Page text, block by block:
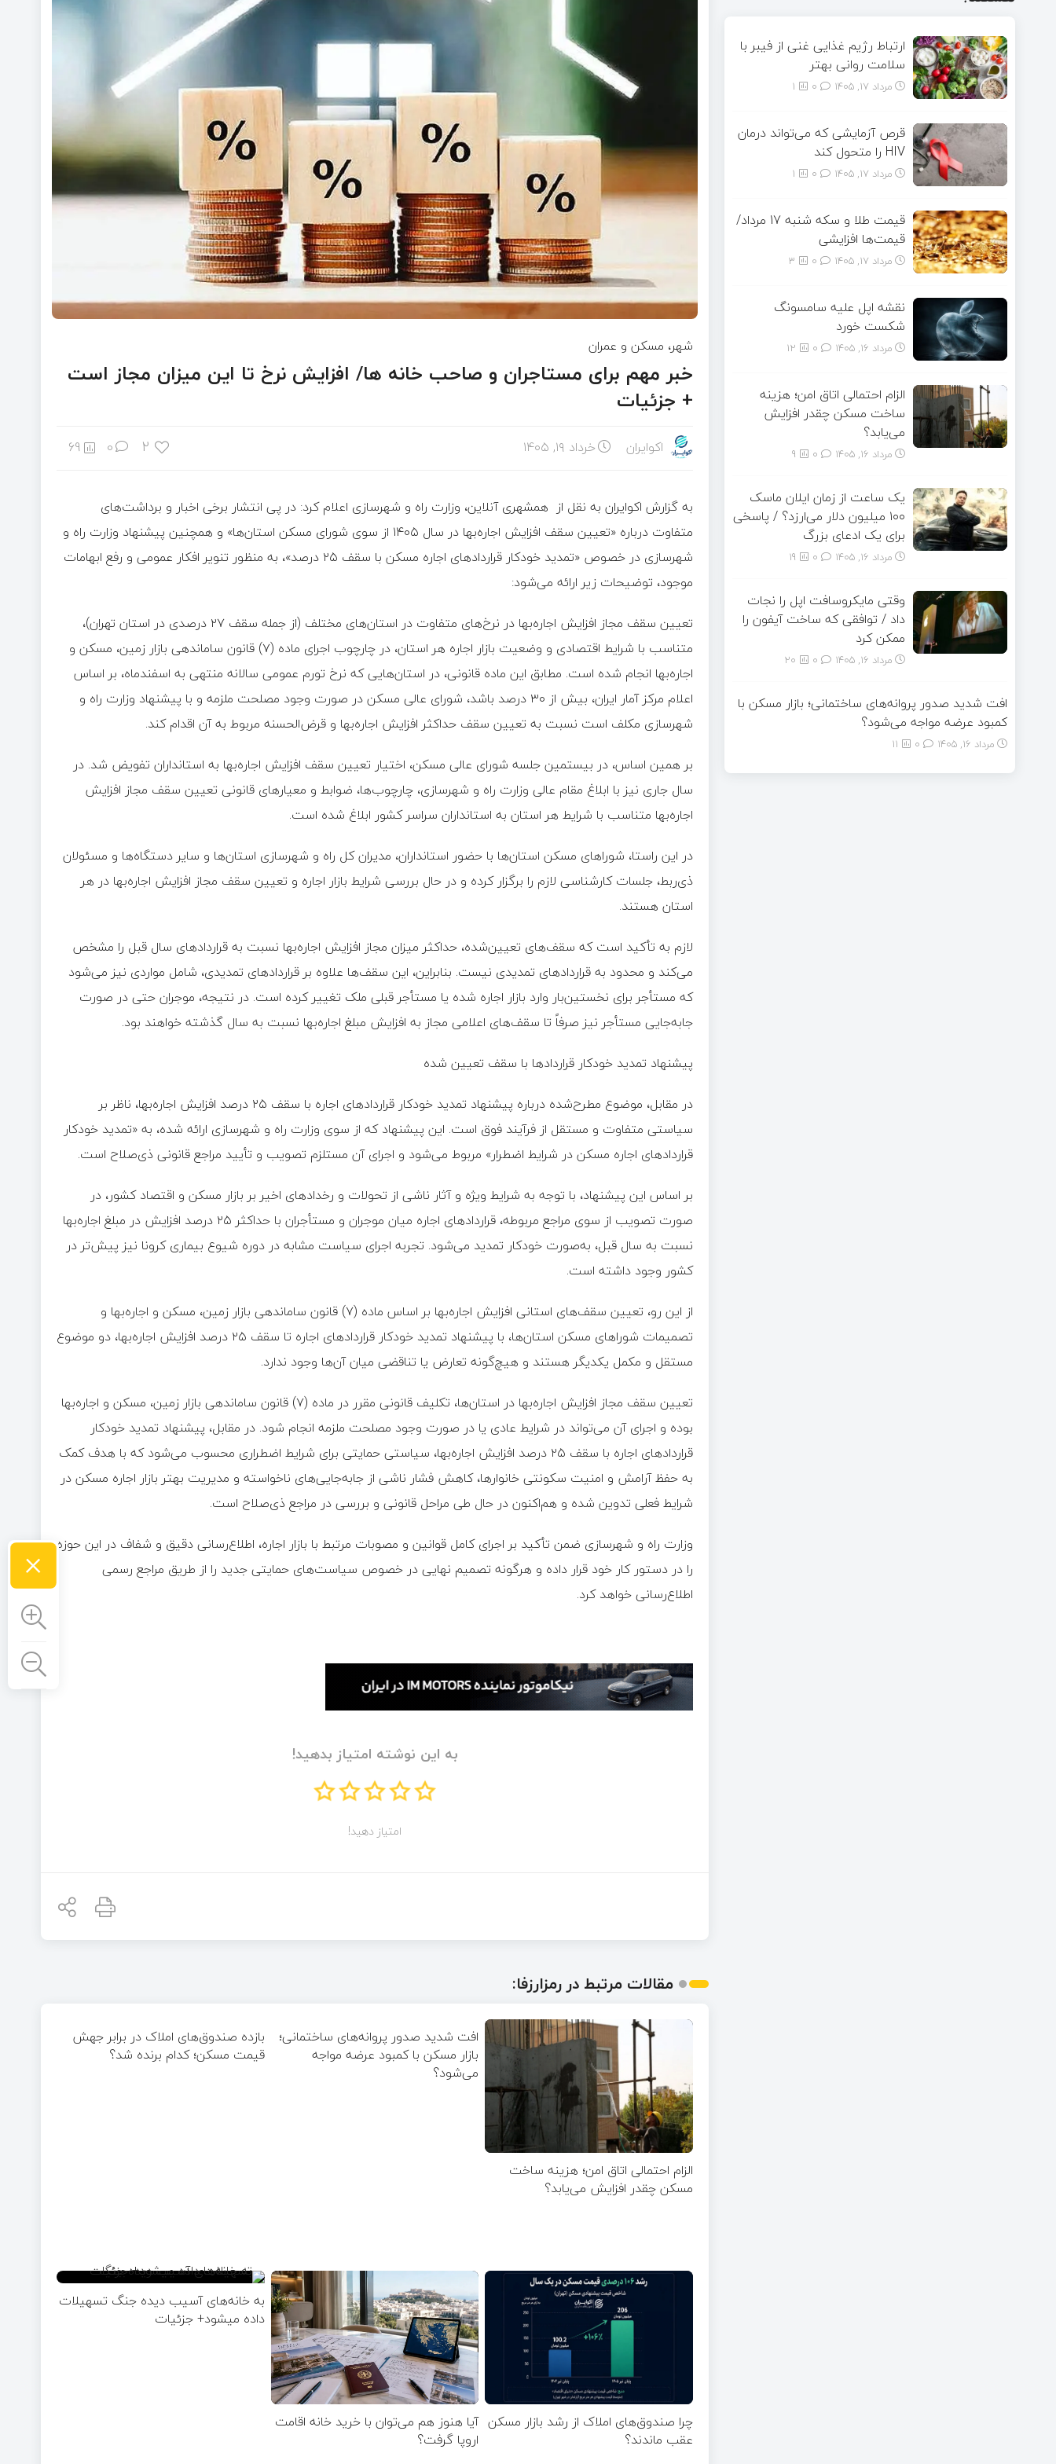
شهر، مسکن و عمران
خبر مهم برای مستاجران و صاحب خانه ها/ افزایش نرخ تا این میزان مجاز است
+ جزئیات
اکوایران خرداد ۱۹, ۱۴۰۵ 2
0
69
به گزارش اکوایران به نقل از همشهری آنلاین، وزارت راه و شهرسازی اعلام کرد: در پی انتشار برخی اخبار و برداشت‌های
متفاوت درباره «تعیین سقف افزایش اجاره‌بها در سال ۱۴۰۵ از سوی شورای مسکن استان‌ها» و همچنین پیشنهاد وزارت راه و
شهرسازی در خصوص «تمدید خودکار قراردادهای اجاره مسکن با سقف ۲۵ درصد»، به منظور تنویر افکار عمومی و رفع ابهامات
موجود، توضیحات زیر ارائه می‌شود:
تعیین سقف مجاز افزایش اجاره‌بها در نرخ‌های متفاوت در استان‌های مختلف (از جمله سقف ۲۷ درصدی در استان تهران)،
متناسب با شرایط اقتصادی و وضعیت بازار اجاره هر استان، در چارچوب اجرای ماده (۷) قانون ساماندهی بازار زمین، مسکن و
اجاره‌بها انجام شده است. مطابق این ماده قانونی، در استان‌هایی که نرخ تورم عمومی سالانه منتهی به اسفندماه، بر اساس
اعلام مرکز آمار ایران، بیش از ۳۰ درصد باشد، شورای عالی مسکن در صورت وجود مصلحت ملزمه و با پیشنهاد وزارت راه و
شهرسازی مکلف است نسبت به تعیین سقف حداکثر افزایش اجاره‌بها و قرض‌الحسنه مربوط به آن اقدام کند.
بر همین اساس، در بیستمین جلسه شورای عالی مسکن، اختیار تعیین سقف افزایش اجاره‌بها به استانداران تفویض شد. در
سال جاری نیز با ابلاغ مقام عالی وزارت راه و شهرسازی، چارچوب‌ها، ضوابط و معیارهای قانونی تعیین سقف مجاز افزایش
اجاره‌بها متناسب با شرایط هر استان به استانداران سراسر کشور ابلاغ شده است.
در این راستا، شوراهای مسکن استان‌ها با حضور استانداران، مدیران کل راه و شهرسازی استان‌ها و سایر دستگاه‌ها و مسئولان
ذی‌ربط، جلسات کارشناسی لازم را برگزار کرده و در حال بررسی شرایط بازار اجاره و تعیین سقف مجاز افزایش اجاره‌بها در هر
استان هستند.
لازم به تأکید است که سقف‌های تعیین‌شده، حداکثر میزان مجاز افزایش اجاره‌بها نسبت به قراردادهای سال قبل را مشخص
می‌کند و محدود به قراردادهای تمدیدی نیست. بنابراین، این سقف‌ها علاوه بر قراردادهای تمدیدی، شامل مواردی نیز می‌شود
که مستأجر برای نخستین‌بار وارد بازار اجاره شده یا مستأجر قبلی ملک تغییر کرده است. در نتیجه، موجران حتی در صورت
جابه‌جایی مستأجر نیز صرفاً تا سقف‌های اعلامی مجاز به افزایش مبلغ اجاره‌بها نسبت به سال گذشته خواهند بود.
پیشنهاد تمدید خودکار قراردادها با سقف تعیین شده
در مقابل، موضوع مطرح‌شده درباره پیشنهاد تمدید خودکار قراردادهای اجاره با سقف ۲۵ درصد افزایش اجاره‌بها، ناظر بر
سیاستی متفاوت و مستقل از فرآیند فوق است. این پیشنهاد که از سوی وزارت راه و شهرسازی ارائه شده، به «تمدید خودکار
قراردادهای اجاره مسکن در شرایط اضطرار» مربوط می‌شود و اجرای آن مستلزم تصویب و تأیید مراجع قانونی ذی‌صلاح است.
بر اساس این پیشنهاد، با توجه به شرایط ویژه و آثار ناشی از تحولات و رخدادهای اخیر بر بازار مسکن و اقتصاد کشور، در
صورت تصویب از سوی مراجع مربوطه، قراردادهای اجاره میان موجران و مستأجران با حداکثر ۲۵ درصد افزایش در مبلغ اجاره‌بها
نسبت به سال قبل، به‌صورت خودکار تمدید می‌شود. تجربه اجرای سیاست مشابه در دوره شیوع بیماری کرونا نیز پیش‌تر در
کشور وجود داشته است.
از این رو، تعیین سقف‌های استانی افزایش اجاره‌بها بر اساس ماده (۷) قانون ساماندهی بازار زمین، مسکن و اجاره‌بها و
تصمیمات شوراهای مسکن استان‌ها، با پیشنهاد تمدید خودکار قراردادهای اجاره تا سقف ۲۵ درصد افزایش اجاره‌بها، دو موضوع
مستقل و مکمل یکدیگر هستند و هیچ‌گونه تعارض یا تناقضی میان آن‌ها وجود ندارد.
تعیین سقف مجاز افزایش اجاره‌بها در استان‌ها، تکلیف قانونی مقرر در ماده (۷) قانون ساماندهی بازار زمین، مسکن و اجاره‌بها
بوده و اجرای آن می‌تواند در شرایط عادی یا در صورت وجود مصلحت ملزمه انجام شود. در مقابل، پیشنهاد تمدید خودکار
قراردادهای اجاره با سقف ۲۵ درصد افزایش اجاره‌بها، سیاستی حمایتی برای شرایط اضطراری محسوب می‌شود که با هدف کمک
به حفظ آرامش و امنیت سکونتی خانوارها، کاهش فشار ناشی از جابه‌جایی‌های ناخواسته و مدیریت بهتر بازار اجاره مسکن در
شرایط فعلی تدوین شده و هم‌اکنون در حال طی مراحل قانونی و بررسی در مراجع ذی‌صلاح است.
وزارت راه و شهرسازی ضمن تأکید بر اجرای کامل قوانین و مصوبات مرتبط با بازار اجاره، اطلاع‌رسانی دقیق و شفاف در این حوزه
را در دستور کار خود قرار داده و هرگونه تصمیم نهایی در خصوص سیاست‌های حمایتی جدید را از طریق مراجع رسمی
اطلاع‌رسانی خواهد کرد.
به این نوشته امتیاز بدهید!
امتیاز دهید!
مقالات مرتبط در رمزارزفا:
الزام احتمالی اتاق امن؛ هزینه ساخت
مسکن چقدر افزایش می‌یابد؟
افت شدید صدور پروانه‌های ساختمانی؛
بازار مسکن با کمبود عرضه مواجه
می‌شود؟
بازده صندوق‌های املاک در برابر جهش
قیمت مسکن؛ کدام برنده شد؟
چرا صندوق‌های املاک از رشد بازار مسکن
عقب ماندند؟
آیا هنوز هم می‌توان با خرید خانه اقامت
اروپا گرفت؟
به خانه‌های آسیب دیده جنگ تسهیلات
داده میشود+ جزئیات
ارتباط رژیم غذایی غنی از فیبر با
سلامت روانی بهتر
مرداد ۱۷, ۱۴۰۵ 1
قرص آزمایشی که می‌تواند درمان
HIV را متحول کند
مرداد ۱۷, ۱۴۰۵ 1
قیمت طلا و سکه شنبه 17 مرداد/
قیمت‌ها افزایشی
مرداد ۱۷, ۱۴۰۵ 3
نقشه اپل علیه سامسونگ
شکست خورد
مرداد ۱۶, ۱۴۰۵ 12
الزام احتمالی اتاق امن؛ هزینه
ساخت مسکن چقدر افزایش
می‌یابد؟
مرداد ۱۶, ۱۴۰۵ 9
یک ساعت از زمان ایلان ماسک
۱۰۰ میلیون دلار می‌ارزد؟ / پاسخی
برای یک ادعای بزرگ
مرداد ۱۶, ۱۴۰۵ 19
وقتی مایکروسافت اپل را نجات
داد / توافقی که ساخت آیفون را
ممکن کرد
مرداد ۱۶, ۱۴۰۵ 20
افت شدید صدور پروانه‌های ساختمانی؛ بازار مسکن با
کمبود عرضه مواجه می‌شود؟
مرداد ۱۶, ۱۴۰۵ 11
×